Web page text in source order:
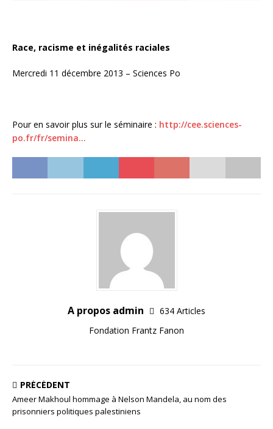
Race, racisme et inégalités raciales
Mercredi 11 décembre 2013 – Sciences Po
Pour en savoir plus sur le séminaire : http://cee.sciences-
po.fr/fr/semina…
A propos admin
634 Articles
Fondation Frantz Fanon
PRÉCÉDENT
Ameer Makhoul hommage à Nelson Mandela, au nom des
prisonniers politiques palestiniens